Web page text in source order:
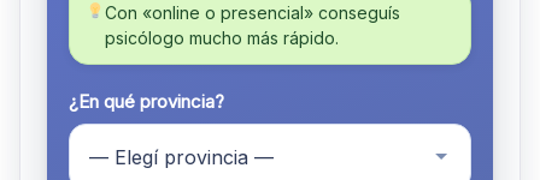
Con «online o presencial» conseguís
psicólogo mucho más rápido.
¿En qué provincia?